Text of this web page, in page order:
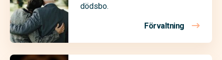
dödsbo.
Förvaltning